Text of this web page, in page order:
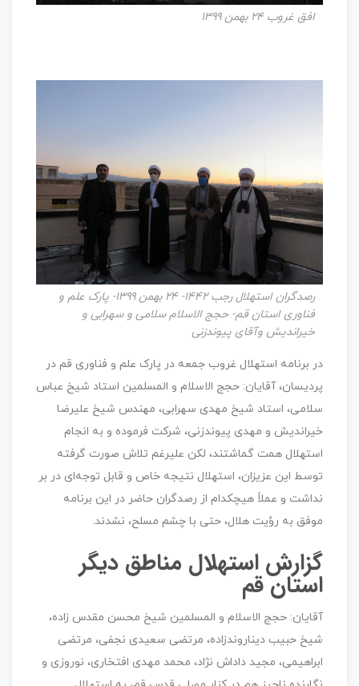
افق غروب 24 بهمن 1399
رصدگران استهلال رجب 1442- 24 بهمن 1399- پارک علم و
فناوری استان قم- حجج الاسلام سلامی و سهرابی و
خیراندیش وآقای پیوندزنی
در برنامه استهلال غروب جمعه در پارک علم و فناوری قم در
پردیسان، آقایان: حجج الاسلام و المسلمین استاد شیخ عباس
سلامی، استاد شیخ مهدی سهرابی، مهندس شیخ علی­رضا
خیراندیش و مهدی پیوندزنی، شرکت فرموده و به انجام
استهلال همت گماشتند، لکن علی­رغم تلاش صورت گرفته
توسط این عزیزان، استهلال نتیجه خاص و قابل توجه‌ای در بر
نداشت و عملاً هیچ­کدام از رصدگران حاضر در این برنامه
موفق به رؤیت هلال، حتی با چشم مسلح، نشدند.
گزارش استهلال مناطق دیگر
استان قم
آقایان: حجج الاسلام و المسلمین شیخ محسن مقدس زاده،
شیخ حبیب دیناروندزاده، مرتضی سعیدی نجفی، مرتضی
ابراهیمی، مجید داداش نژاد، محمد مهدی افتخاری، نوروزی و